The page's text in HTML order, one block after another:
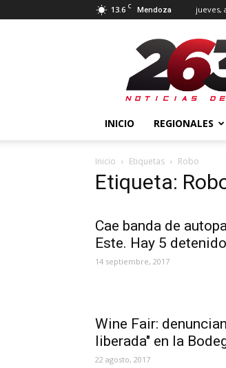
13.6 C Mendoza jueves,
2634
Diario
INICIO REGIONALES
Inicio Etiquetas Robo
Etiqueta:
Cae banda de
Este. Hay 5
14 septiembre, 2017
Wine Fair:
liberada" en la
22 agosto, 2017